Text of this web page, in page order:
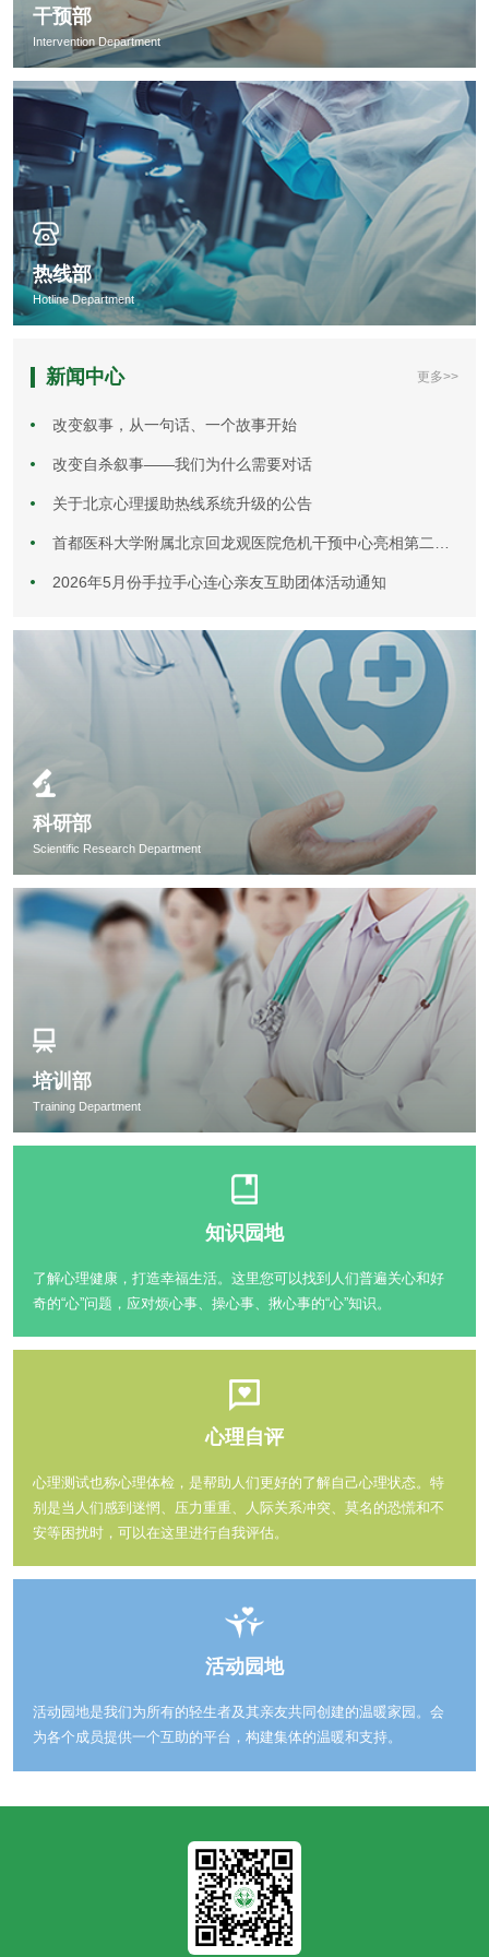
干预部
Intervention Department
热线部
Hotline Department
新闻中心 更多>>
改变叙事，从一句话、一个故事开始
改变自杀叙事——我们为什么需要对话
关于北京心理援助热线系统升级的公告
2026年5月份手拉手心连心亲友互助团体活动通知
科研部
Scientific Research Department
培训部
Training Department
知识园地
了解心理健康，打造幸福生活。这里您可以找到人们普遍关心和好
奇的“心”问题，应对烦心事、操心事、揪心事的“心”知识。
心理自评
心理测试也称心理体检，是帮助人们更好的了解自己心理状态。特
别是当人们感到迷惘、压力重重、人际关系冲突、莫名的恐慌和不
安等困扰时，可以在这里进行自我评估。
活动园地
活动园地是我们为所有的轻生者及其亲友共同创建的温暖家园。会
为各个成员提供一个互助的平台，构建集体的温暖和支持。